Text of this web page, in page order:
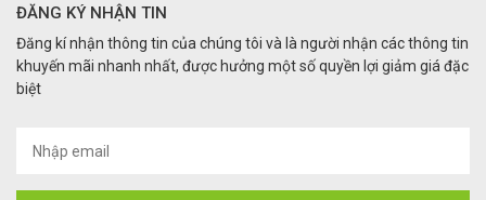
ĐĂNG KÝ NHẬN TIN
Đăng kí nhận thông tin của chúng tôi và là người nhận các thông tin
khuyến mãi nhanh nhất, được hưởng một số quyền lợi giảm giá đặc
biệt